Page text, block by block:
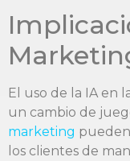
El uso de la IA en
un cambio de
marketing
los clientes de